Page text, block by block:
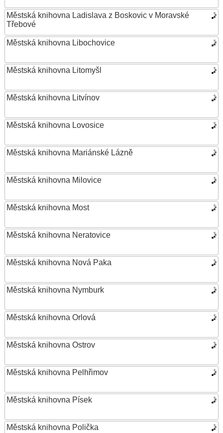
Městská knihovna Ladislava z Boskovic v Moravské
Třebové
Městská knihovna Libochovice
Městská knihovna Litomyšl
Městská knihovna Litvínov
Městská knihovna Lovosice
Městská knihovna Mariánské Lázně
Městská knihovna Milovice
Městská knihovna Most
Městská knihovna Neratovice
Městská knihovna Nová Paka
Městská knihovna Nymburk
Městská knihovna Orlová
Městská knihovna Ostrov
Městská knihovna Pelhřimov
Městská knihovna Písek
Městská knihovna Polička